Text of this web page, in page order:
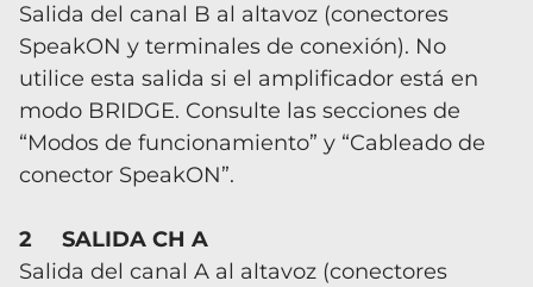
Salida del canal B al altavoz (conectores
SpeakON y terminales de conexión). No
utilice esta salida si el amplificador está en
modo BRIDGE. Consulte las secciones de
“Modos de funcionamiento” y “Cableado de
conector SpeakON”.
2 SALIDA CH A
Salida del canal A al altavoz (conectores